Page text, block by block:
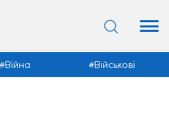
Війна Військові